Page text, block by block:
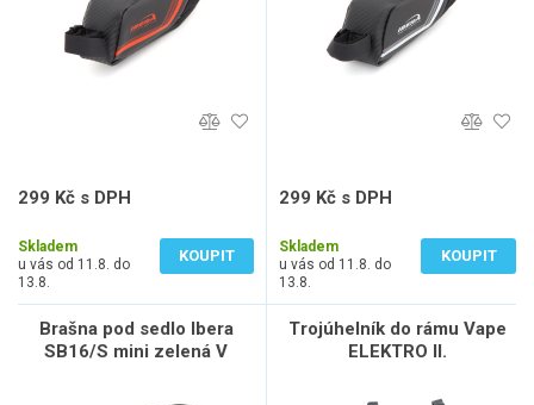
299 Kč s DPH
Skladem
u vás od 11.8. do
13.8.
KOUPIT
299 Kč s DPH
Skladem
u vás od 11.8. do
13.8.
KOUPIT
Brašna pod sedlo Ibera
SB16/S mini zelená V
Trojúhelník do rámu Vape
ELEKTRO II.